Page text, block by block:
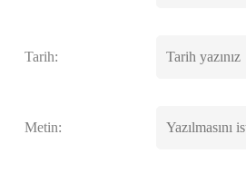
Tarih:
Metin: